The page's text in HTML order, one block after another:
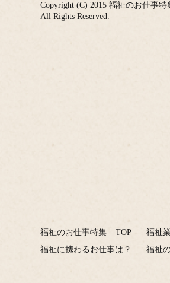
福祉のお仕事特集 – TOP 福祉
福祉に携わるお仕事は？
福祉
Copyright (C) 2015 福祉のお仕事特
All Rights Reserved.